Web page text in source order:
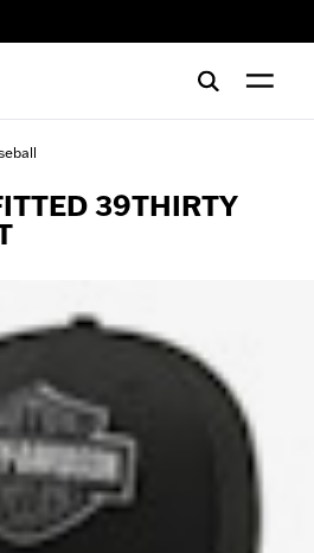
39THIRTY